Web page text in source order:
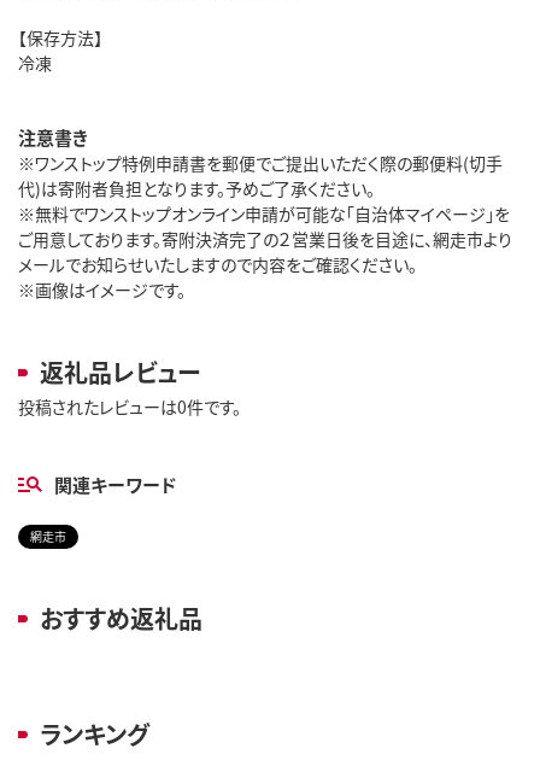
【保存方法】
冷凍
注意書き
※ワンストップ特例申請書を郵便でご提出いただく際の郵便料(切手
代)は寄附者負担となります。予めご了承ください。
※無料でワンストップオンライン申請が可能な「自治体マイページ」を
ご用意しております。寄附決済完了の２営業日後を目途に、網走市より
メールでお知らせいたしますので内容をご確認ください。
※画像はイメージです。
返礼品レビュー
投稿されたレビューは0件です。
関連キーワード
網走市
おすすめ返礼品
ランキング